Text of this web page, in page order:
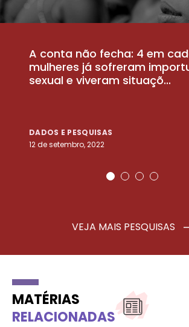
A conta não fecha: 4 em
mulheres já sofreram
sexual e viveram situaçõ...
DADOS E PESQUISAS
12 de setembro, 2022
VEJA MAIS PESQUISAS
MATÉRIAS
RELACIONADAS